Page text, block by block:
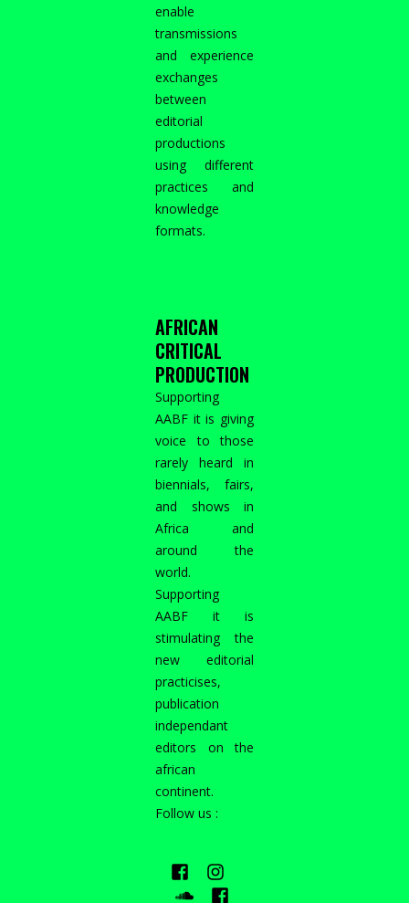
enable
transmissions
and experience
exchanges
between
editorial
productions
using different
practices and
knowledge
formats.
AFRICAN
CRITICAL
PRODUCTION
Supporting
AABF it is giving
voice to those
rarely heard in
biennials, fairs,
and shows in
Africa and
around the
world.
Supporting
AABF it is
stimulating the
new editorial
practicises,
publication
independant
editors on the
african
continent.
Follow us :